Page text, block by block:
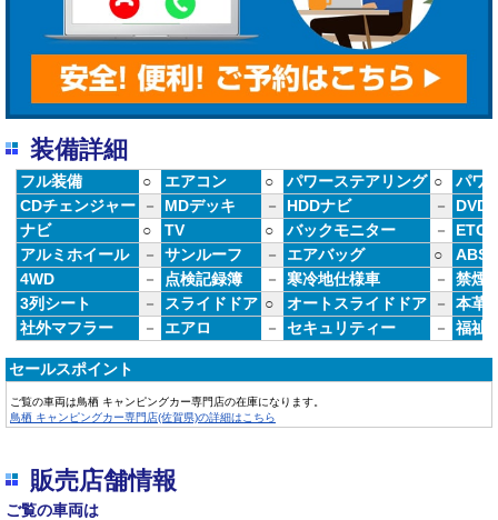
装備詳細
フル装備 ○ エアコン ○ パワーステアリング ○
パワ
CDチェンジャー
－ MDデッキ － HDDナビ －
DVD
ナビ
○ TV ○ バックモニター －
ETC
アルミホイール
－ サンルーフ － エアバッグ ○
ABS
4WD
－ 点検記録簿 － 寒冷地仕様車 －
禁煙
3列シート
－ スライドドア ○ オートスライドドア －
本革
社外マフラー
－ エアロ － セキュリティー － 福祉
セールスポイント
ご覧の車両は鳥栖 キャンピングカー専門店の在庫になります。
鳥栖 キャンピングカー専門店(佐賀県)の詳細はこちら
販売店舗情報
ご覧の車両は